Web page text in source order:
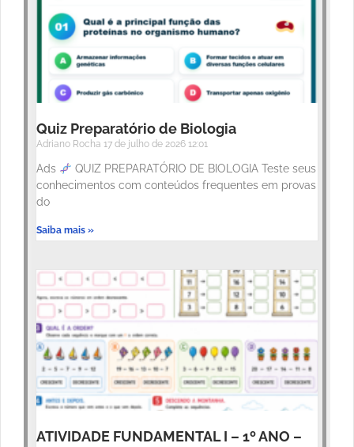
Quiz Preparatório de Biologia
Adriano Rocha 17 de julho de 2026 12:01
Ads
QUIZ PREPARATÓRIO DE BIOLOGIA Teste seus
conhecimentos com conteúdos frequentes em provas
do
Saiba mais »
ATIVIDADE FUNDAMENTAL I – 1º ANO –